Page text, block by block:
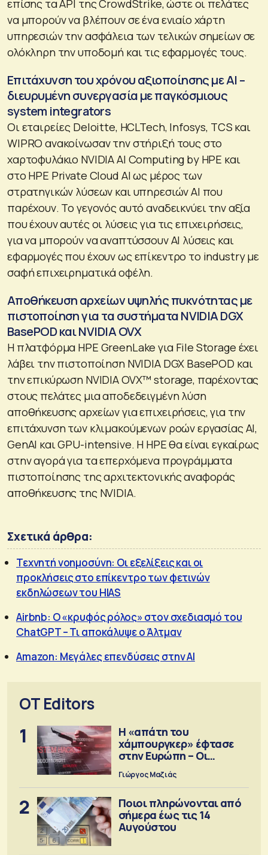
επίσης τα API της CrowdStrike, ώστε οι πελάτες
να μπορούν να βλέπουν σε ένα ενιαίο χάρτη
υπηρεσιών την ασφάλεια των τελικών σημείων σε
ολόκληρη την υποδομή και τις εφαρμογές τους.
Επιτάχυνση του χρόνου αξιοποίησης με AI –
διευρυμένη συνεργασία με παγκόσμιους
system integrators
Οι εταιρείες Deloitte, HCLTech, Infosys, TCS και
WIPRO ανακοίνωσαν την στήριξή τους στο
χαρτοφυλάκιο NVIDIA AI Computing by HPE και
στο HPE Private Cloud AI ως μέρος των
στρατηγικών λύσεων και υπηρεσιών AI που
παρέχουν. Το γεγονός αυτό αναδεικνύει την αξία
που έχουν αυτές οι λύσεις για τις επιχειρήσεις,
για να μπορούν να αναπτύσσουν AI λύσεις και
εφαρμογές που έχουν ως επίκεντρο το industry με
σαφή επιχειρηματικά οφέλη.
Αποθήκευση αρχείων υψηλής πυκνότητας με
πιστοποίηση για τα συστήματα NVIDIA DGX
BasePOD και NVIDIA OVX
Η πλατφόρμα HPE GreenLake για File Storage έχει
λάβει την πιστοποίηση NVIDIA DGX BasePOD και
την επικύρωση NVIDIA OVX™ storage, παρέχοντας
στους πελάτες μια αποδεδειγμένη λύση
αποθήκευσης αρχείων για επιχειρήσεις, για την
επιτάχυνση των κλιμακούμενων ροών εργασίας AI,
GenAI και GPU-intensive. Η HPE θα είναι εγκαίρως
στην αγορά για τα επερχόμενα προγράμματα
πιστοποίησης της αρχιτεκτονικής αναφοράς
αποθήκευσης της NVIDIA.
Σχετικά άρθρα:
Τεχνητή νοημοσύνη: Οι εξελίξεις και οι
προκλήσεις στο επίκεντρο των φετινών
εκδηλώσεων του HIAS
Airbnb: Ο «κρυφός ρόλος» στον σχεδιασμό του
ChatGPT – Τι αποκάλυψε ο Άλτμαν
Amazon: Μεγάλες επενδύσεις στην AI
OT Editors
1
Η «απάτη του
χάμπουργκερ» έφτασε
στην Ευρώπη – Οι
προειδοποιήσεις
Γιώργος Μαζιάς
2
Ποιοι πληρώνονται από
σήμερα έως τις 14
Αυγούστου